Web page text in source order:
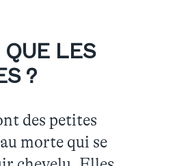
QUE LES
?
des petites
morte qui se